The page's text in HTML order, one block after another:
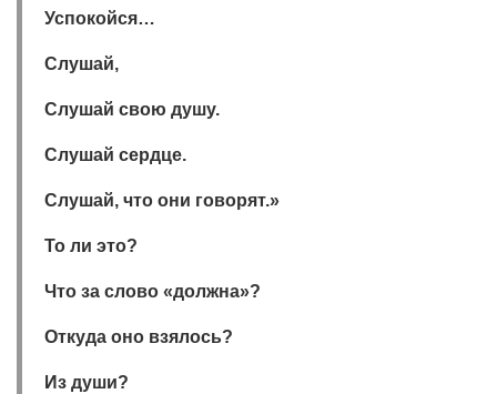
Успокойся…
Слушай,
Слушай свою душу.
Слушай сердце.
Слушай, что они говорят.»
То ли это?
Что за слово «должна»?
Откуда оно взялось?
Из души?